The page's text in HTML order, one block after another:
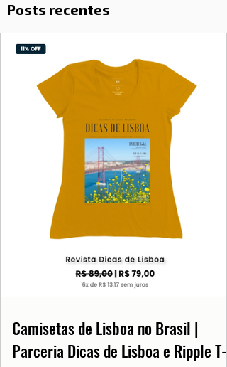
Posts recentes
Camisetas de Lisboa no Brasil |
Parceria Dicas de Lisboa e Ripple T-